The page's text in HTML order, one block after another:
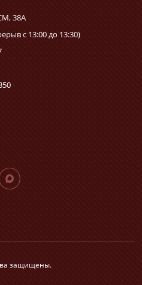
38А
с 13:00 до 13:30)
защищены.